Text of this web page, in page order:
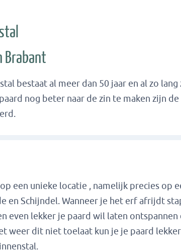
Brabant
bestaat al meer dan 50 jaar en al zo
nog beter naar de zin te maken zijn
een unieke locatie , namelijk precies op
en Schijndel. Wanneer je het erf afrijdt
even lekker je paard wil laten
weer dit niet toelaat kun je je paard